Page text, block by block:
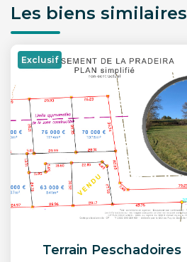
Les biens similaires
Exclusif
Terrain Peschadoires